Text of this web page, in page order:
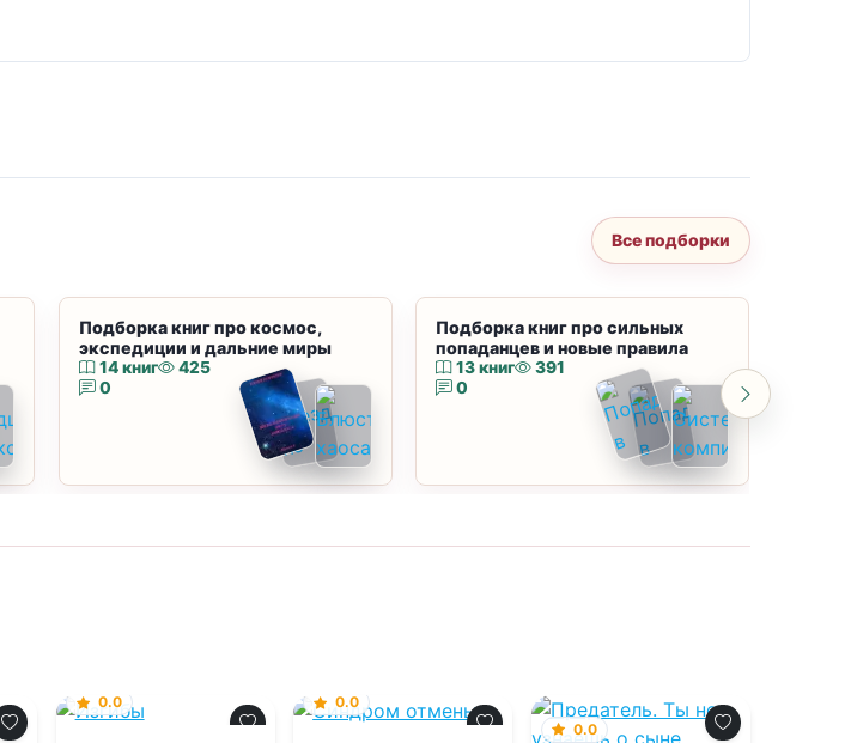
Все подборки
Подборка книг про космос,
экспедиции и дальние миры
14 книг
425
0
Подборка книг про сильных
попаданцев и новые правила
13 книг
391
0
0.0 0.0
0.0